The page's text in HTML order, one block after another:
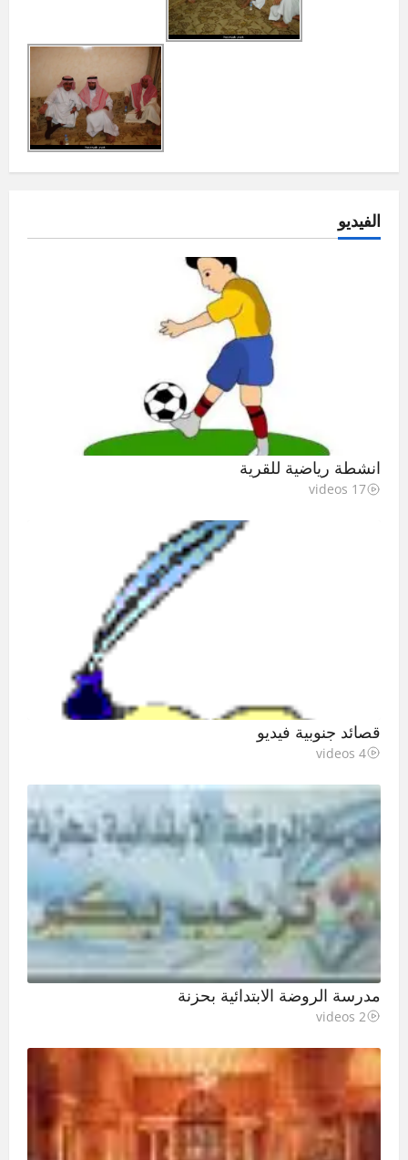
الفيديو
انشطة رياضية للقرية
17 videos
قصائد جنوبية فيديو
4 videos
مدرسة الروضة الابتدائية بحزنة
2 videos